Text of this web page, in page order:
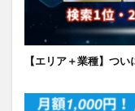
【エリア＋業種】つ